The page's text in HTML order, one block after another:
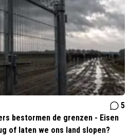
5
bestormen de grenzen - Eisen
of laten we ons land slopen?